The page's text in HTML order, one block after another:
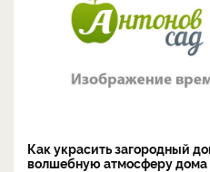
Как украсить загородный
волшебную атмосферу дома